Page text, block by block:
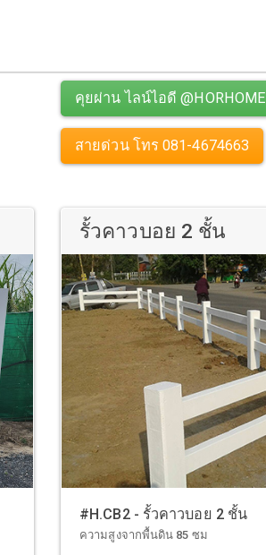
คุยผ่าน ไลน์ไอดี @HORHOME
สายด่วน โทร 081-4674663
รั้วคาวบอย 2 ชั้น
#H.CB2 - รั้วคาวบอย 2 ชั้น
ความสูงจากพื้นดิน 85 ซม